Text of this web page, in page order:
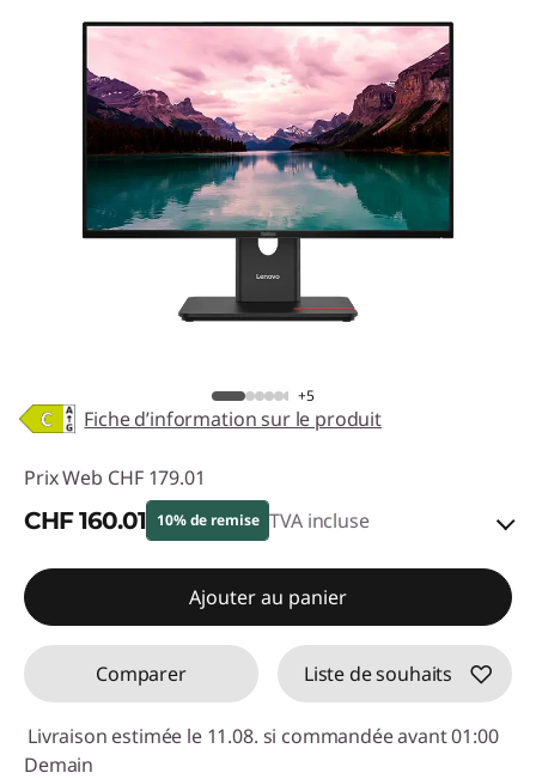
+5
Fiche d’information sur le produit
Prix Web CHF 179.01
CHF 160.01 10% de remise TVA incluse
Bons de réduction en ligne :-CHF 19.00
Ajouter au panier
Comparer Liste de souhaits
Livraison estimée le 11.08. si commandée avant 01:00
Demain